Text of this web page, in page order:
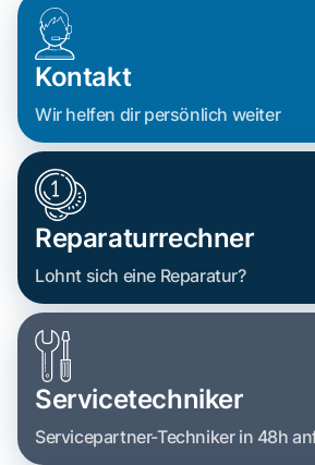
Kontakt
Wir helfen dir persönlich weiter
Reparaturrechner
Lohnt sich eine Reparatur?
Servicetechniker
Servicepartner-Techniker in 48h